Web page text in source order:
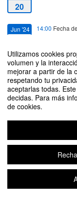
Utilizamos cookies
volumen y la
mejorar a partir de la
respetando tu
aceptarlas todas.
decidas. Para más
de cookies.
20
Jun '24 14:00 Fecha
Conferencia “Entre dos
Aviso legal|Contacto